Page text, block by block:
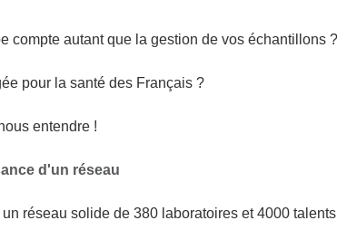
compte autant que la gestion de vos échantillons ?
pour la santé des Français ?
entendre !
d'un réseau
réseau solide de 380 laboratoires et 4000